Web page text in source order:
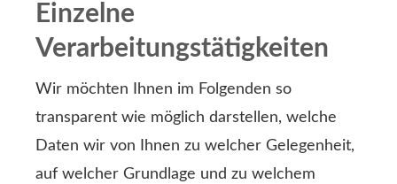
Einzelne
Verarbeitungstätigkeiten
Wir möchten Ihnen im Folgenden so
transparent wie möglich darstellen, welche
Daten wir von Ihnen zu welcher Gelegenheit,
auf welcher Grundlage und zu welchem